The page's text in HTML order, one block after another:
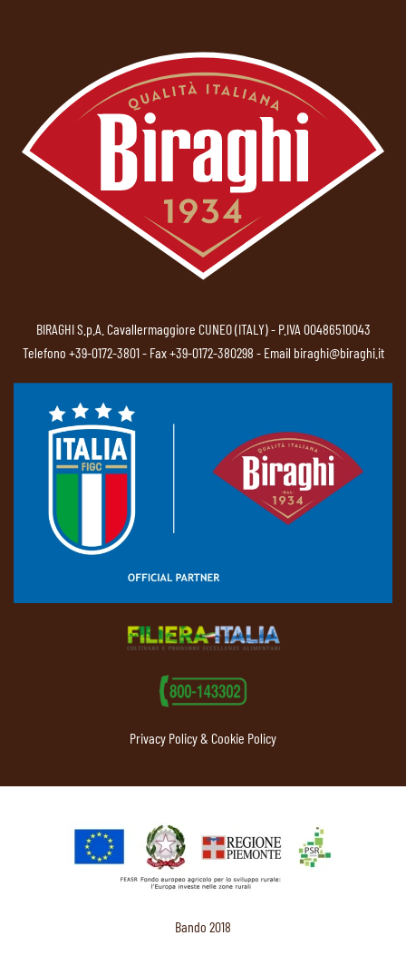
BIRAGHI S.p.A. Cavallermaggiore CUNEO (ITALY) - P.IVA 00486510043
Telefono +39-0172-3801- Fax +39-0172-380298 - Email biraghi@biraghi.it
Privacy Policy & Cookie Policy
Bando 2018